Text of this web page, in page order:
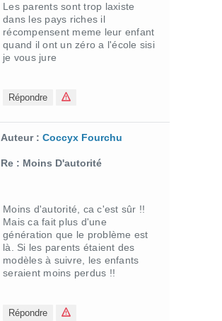
Les parents sont trop laxiste
dans les pays riches il
récompensent meme leur enfant
quand il ont un zéro a l'école sisi
je vous jure
Répondre
Auteur : Coccyx Fourchu
Re : Moins D'autorité
Moins d'autorité, ca c'est sûr !!
Mais ca fait plus d'une
génération que le problème est
là. Si les parents étaient des
modèles à suivre, les enfants
seraient moins perdus !!
Répondre